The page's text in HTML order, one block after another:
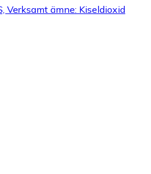
Verksamt ämne: Kiseldioxid